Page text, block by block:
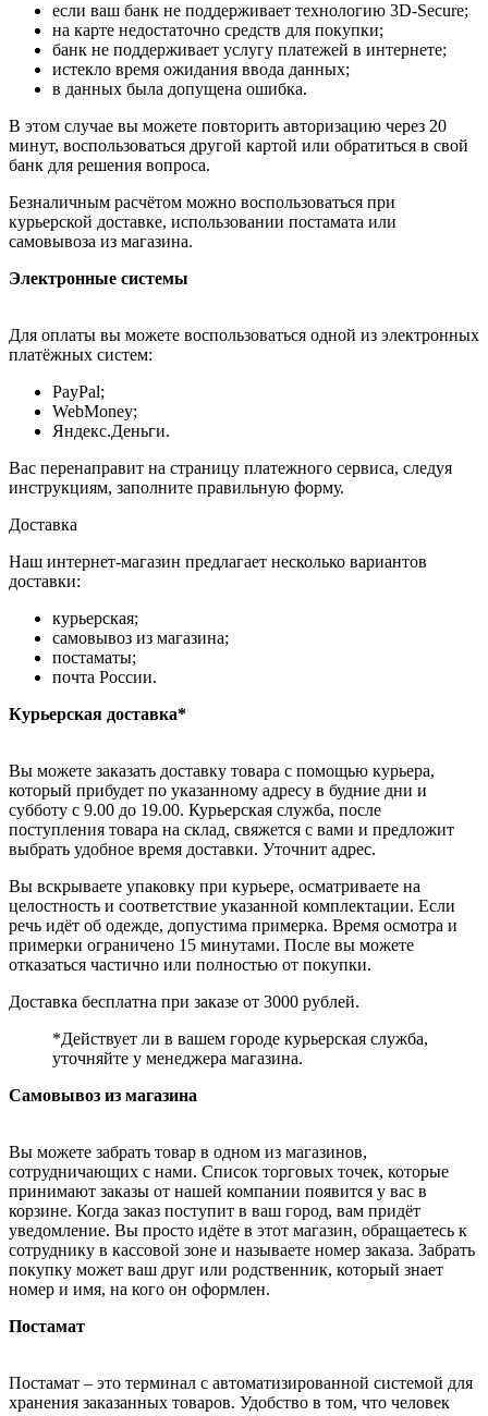
если ваш банк не поддерживает технологию 3D-Secure;
на карте недостаточно средств для покупки;
банк не поддерживает услугу платежей в интернете;
истекло время ожидания ввода данных;
в данных была допущена ошибка.
В этом случае вы можете повторить авторизацию через 20
минут, воспользоваться другой картой или обратиться в свой
банк для решения вопроса.
Безналичным расчётом можно воспользоваться при
курьерской доставке, использовании постамата или
самовывоза из магазина.
Электронные системы
Для оплаты вы можете воспользоваться одной из электронных
платёжных систем:
PayPal;
WebMoney;
Яндекс.Деньги.
Вас перенаправит на страницу платежного сервиса, следуя
инструкциям, заполните правильную форму.
Доставка
Наш интернет-магазин предлагает несколько вариантов
доставки:
курьерская;
самовывоз из магазина;
постаматы;
почта России.
Курьерская доставка*
Вы можете заказать доставку товара с помощью курьера,
который прибудет по указанному адресу в будние дни и
субботу с 9.00 до 19.00. Курьерская служба, после
поступления товара на склад, свяжется с вами и предложит
выбрать удобное время доставки. Уточнит адрес.
Вы вскрываете упаковку при курьере, осматриваете на
целостность и соответствие указанной комплектации. Если
речь идёт об одежде, допустима примерка. Время осмотра и
примерки ограничено 15 минутами. После вы можете
отказаться частично или полностью от покупки.
Доставка бесплатна при заказе от 3000 рублей.
*Действует ли в вашем городе курьерская служба,
уточняйте у менеджера магазина.
Самовывоз из магазина
Вы можете забрать товар в одном из магазинов,
сотрудничающих с нами. Список торговых точек, которые
принимают заказы от нашей компании появится у вас в
корзине. Когда заказ поступит в ваш город, вам придёт
уведомление. Вы просто идёте в этот магазин, обращаетесь к
сотруднику в кассовой зоне и называете номер заказа. Забрать
покупку может ваш друг или родственник, который знает
номер и имя, на кого он оформлен.
Постамат
Постамат – это терминал с автоматизированной системой для
хранения заказанных товаров. Удобство в том, что человек